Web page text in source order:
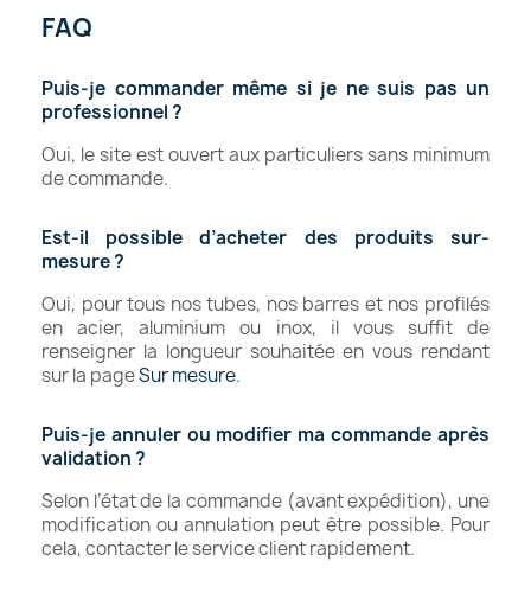
FAQ
Puis-je commander même si je ne suis pas un
professionnel ?
Oui, le site est ouvert aux particuliers sans minimum
de commande.
Est-il possible d’acheter des produits sur-
mesure ?
Oui, pour tous nos tubes, nos barres et nos profilés
en acier, aluminium ou inox, il vous suffit de
renseigner la longueur souhaitée en vous rendant
sur la pageSur mesure.
Puis‑je annuler ou modifier ma commande après
validation ?
Selon l’état de la commande (avant expédition), une
modification ou annulation peut être possible. Pour
cela, contacter le service client rapidement.